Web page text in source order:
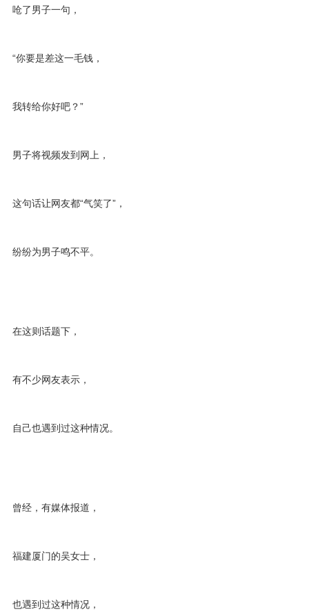
呛了男子一句，
“你要是差这一毛钱，
我转给你好吧？”
男子将视频发到网上，
这句话让网友都“气笑了”，
纷纷为男子鸣不平。
在这则话题下，
有不少网友表示，
自己也遇到过这种情况。
曾经，有媒体报道，
福建厦门的吴女士，
也遇到过这种情况，